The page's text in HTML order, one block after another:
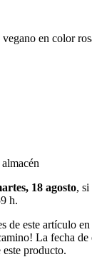
vegano en color
18 agosto, si
h.
de este artículo
La fecha
producto.